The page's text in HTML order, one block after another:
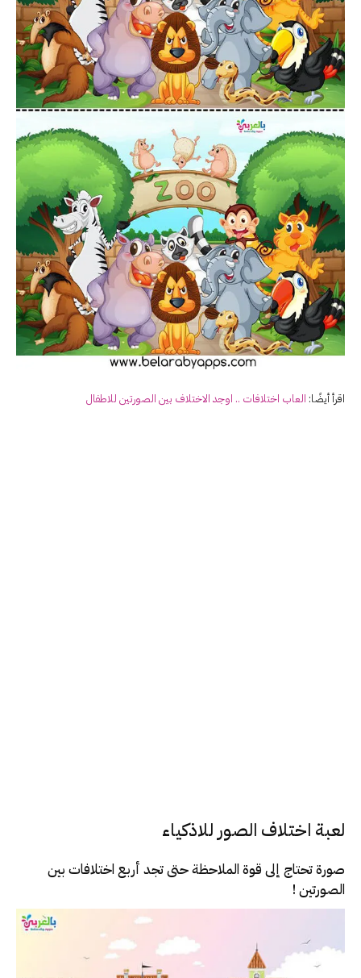
اقرأ أيضًا: العاب اختلافات .. اوجد الاختلاف بين الصورتين للاطفال
لعبة اختلاف الصور للاذكياء
صورة تحتاج إلى قوة الملاحظة حتى تجد أربع اختلافات بين
الصورتين !